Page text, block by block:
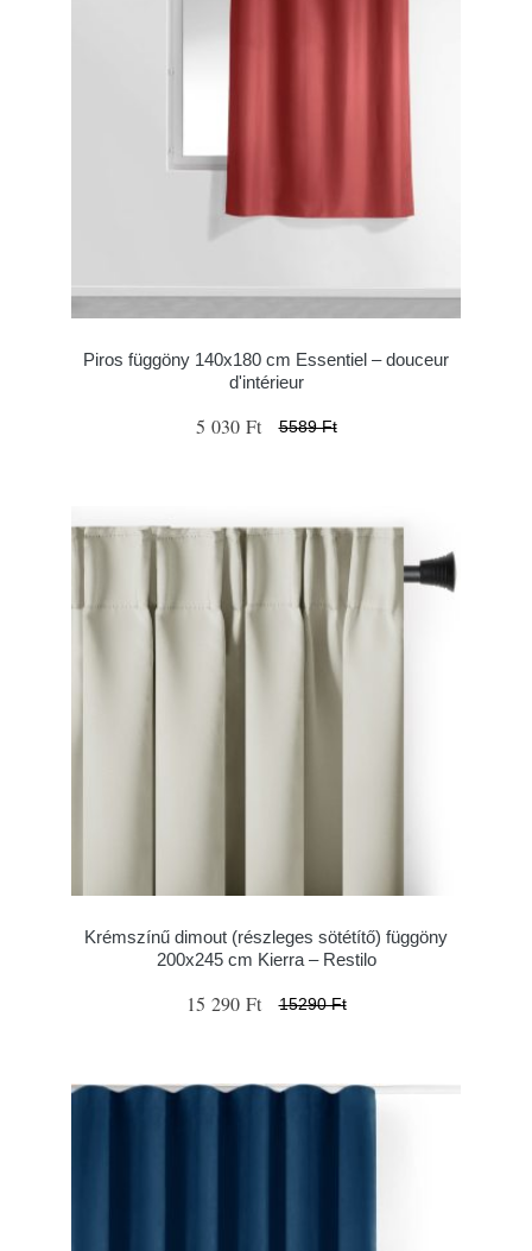
Piros függöny 140x180 cm Essentiel – douceur
d'intérieur
5 030 Ft 5589 Ft
Krémszínű dimout (részleges sötétítő) függöny
200x245 cm Kierra – Restilo
15 290 Ft 15290 Ft